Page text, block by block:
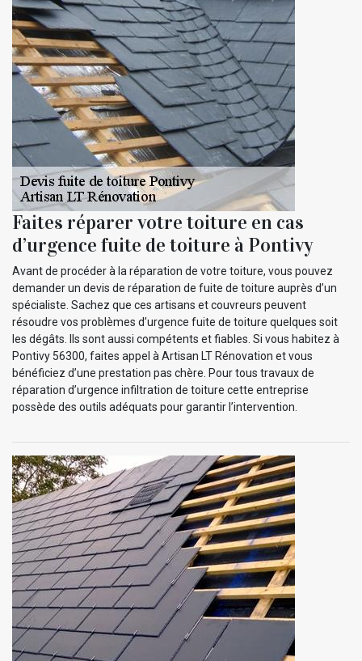
Faites réparer votre toiture en cas
d’urgence fuite de toiture à Pontivy
Avant de procéder à la réparation de votre toiture, vous pouvez
demander un devis de réparation de fuite de toiture auprès d’un
spécialiste. Sachez que ces artisans et couvreurs peuvent
résoudre vos problèmes d’urgence fuite de toiture quelques soit
les dégâts. Ils sont aussi compétents et fiables. Si vous habitez à
Pontivy 56300, faites appel à Artisan LT Rénovation et vous
bénéficiez d’une prestation pas chère. Pour tous travaux de
réparation d’urgence infiltration de toiture cette entreprise
possède des outils adéquats pour garantir l’intervention.